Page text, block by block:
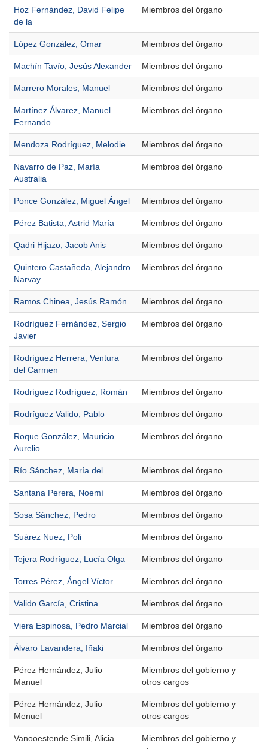
Hoz Fernández, David Felipe
de la
Miembros del órgano
López González, Omar Miembros del órgano
Machín Tavío, Jesús Alexander Miembros del órgano
Marrero Morales, Manuel Miembros del órgano
Martínez Álvarez, Manuel
Fernando
Miembros del órgano
Mendoza Rodríguez, Melodie Miembros del órgano
Navarro de Paz, María
Australia
Miembros del órgano
Ponce González, Miguel Ángel Miembros del órgano
Pérez Batista, Astrid María Miembros del órgano
Qadri Hijazo, Jacob Anis Miembros del órgano
Quintero Castañeda, Alejandro
Narvay
Miembros del órgano
Ramos Chinea, Jesús Ramón Miembros del órgano
Rodríguez Fernández, Sergio
Javier
Miembros del órgano
Rodríguez Herrera, Ventura
del Carmen
Miembros del órgano
Rodríguez Rodríguez, Román Miembros del órgano
Rodríguez Valido, Pablo Miembros del órgano
Roque González, Mauricio
Aurelio
Miembros del órgano
Río Sánchez, María del Miembros del órgano
Santana Perera, Noemí Miembros del órgano
Sosa Sánchez, Pedro Miembros del órgano
Suárez Nuez, Poli Miembros del órgano
Tejera Rodríguez, Lucía Olga Miembros del órgano
Torres Pérez, Ángel Víctor Miembros del órgano
Valido García, Cristina Miembros del órgano
Viera Espinosa, Pedro Marcial Miembros del órgano
Álvaro Lavandera, Iñaki Miembros del órgano
Pérez Hernández, Julio
Manuel
Miembros del gobierno y
otros cargos
Pérez Hernández, Julio
Menuel
Miembros del gobierno y
otros cargos
Vanooestende Simili, Alicia
Miembros del gobierno y